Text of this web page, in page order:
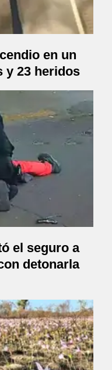
en un
y 23 heridos
el seguro a
detonarla